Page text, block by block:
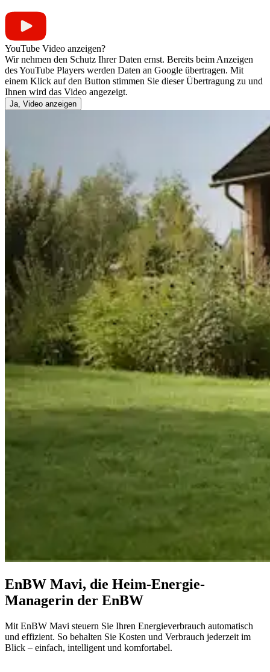
YouTube Video anzeigen?
Wir nehmen den Schutz Ihrer Daten ernst. Bereits beim Anzeigen
des YouTube Players werden Daten an Google übertragen. Mit
einem Klick auf den Button stimmen Sie dieser Übertragung zu und
Ihnen wird das Video angezeigt.
Ja, Video anzeigen
EnBW Mavi, die Heim-Energie-
Managerin der EnBW
Mit EnBW Mavi steuern Sie Ihren Energieverbrauch automatisch
und effizient. So behalten Sie Kosten und Verbrauch jederzeit im
Blick – einfach, intelligent und komfortabel.